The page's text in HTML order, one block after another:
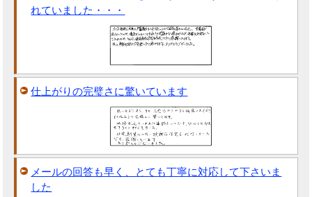
れていました・・・
仕上がりの完璧さに驚いています
メールの回答も早く、とても丁寧に対応して下さいま
した